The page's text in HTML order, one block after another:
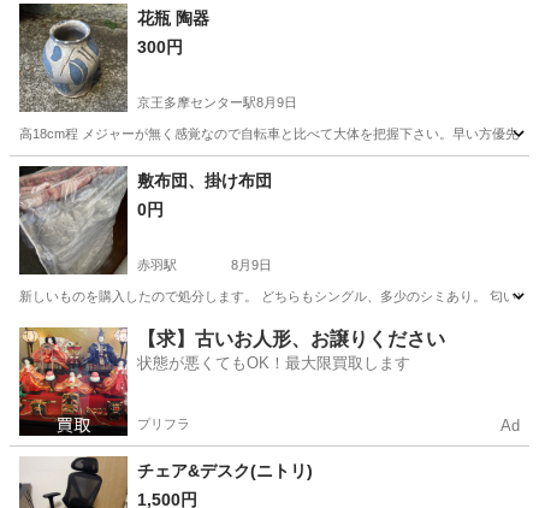
東京 足立区 綾瀬駅
花瓶 陶器
300円
京王多摩センター駅8月9日
高18cm程 メジャーが無く感覚なので自転車と比べて大体を把握下さい。早い方優先い
東京 多摩市 京王多摩センター駅
敷布団、掛け布団
0円
赤羽駅 8月9日
新しいものを購入したので処分します。 どちらもシングル、多少のシミあり。 匂い
東京 北区 赤羽駅 寝具 敷布団
【求】古いお人形、お譲りください
状態が悪くてもOK！最大限買取します
プリフラ Ad
チェア&デスク(ニトリ)
1,500円